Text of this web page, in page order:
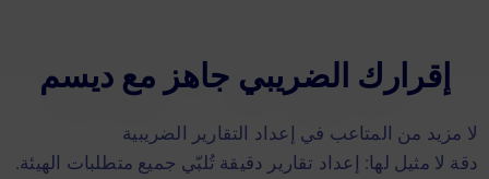
إقرارك الضريبي جاهز مع ديسم
لا مزيد من المتاعب في إعداد التقارير الضريبية
دقة لا مثيل لها: إعداد تقارير دقيقة تُلبّي جميع متطلبات الهيئة.